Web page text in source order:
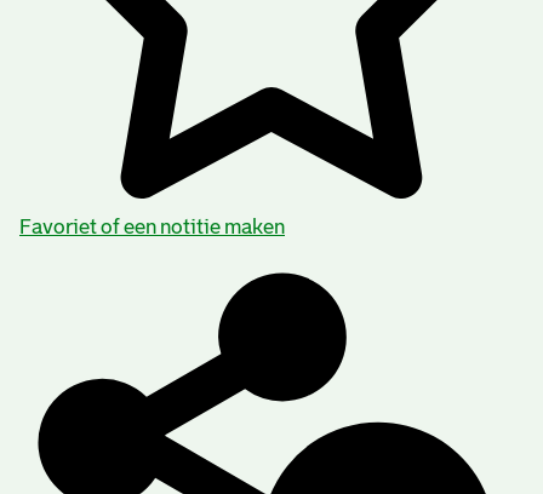
Favoriet of een notitie maken